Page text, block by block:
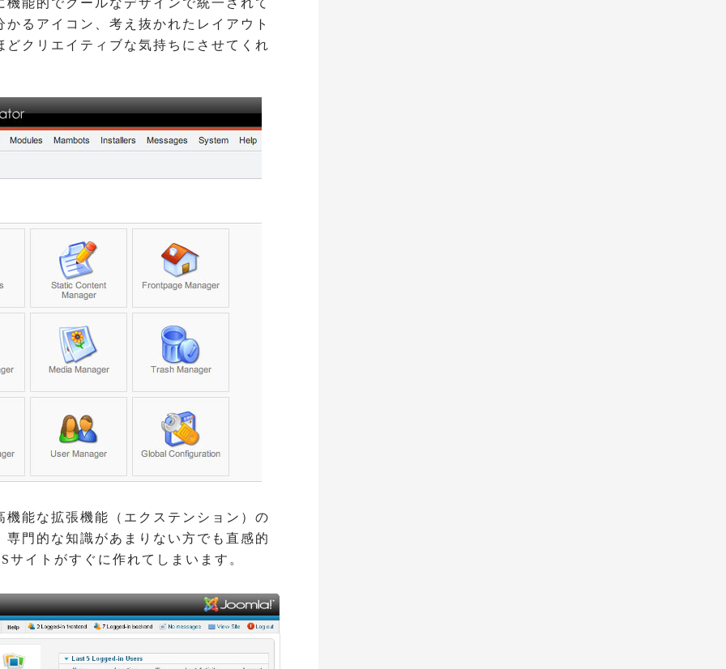
能的でクールなデザインで統一されて
るアイコン、考え抜かれたレイアウト
クリエイティブな気持ちにさせてくれ
能な拡張機能（エクステンション）の
門的な知識があまりない方でも直感的
イトがすぐに作れてしまいます。